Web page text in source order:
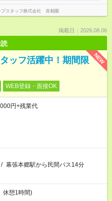
プスタッフ株式会社 首都圏
掲載日：2026.08.06
NEW
ッフ活躍中！期間限
WEB登録・面接OK
円+残業代
/ 幕張本郷駅から民間バス14分
憩1時間)